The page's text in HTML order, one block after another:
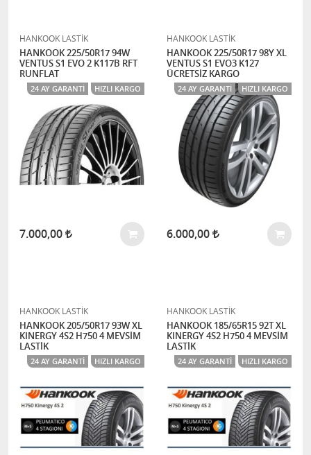
HANKOOK LASTİK
HANKOOK 225/50R17 94W
VENTUS S1 EVO 2 K117B RFT
RUNFLAT
24 AY GARANTI HIZLI KARGO
7.000,00
HANKOOK LASTİK
HANKOOK 225/50R17 98Y XL
VENTUS S1 EVO3 K127
ÜCRETSİZ KARGO
24 AY GARANTI HIZLI KARGO
6.000,00
HANKOOK LASTİK
HANKOOK 205/50R17 93W XL
KINERGY 4S2 H750 4 MEVSİM
LASTİK
24 AY GARANTI HIZLI KARGO
HANKOOK LASTİK
HANKOOK 185/65R15 92T XL
KINERGY 4S2 H750 4 MEVSİM
LASTİK
24 AY GARANTI HIZLI KARGO